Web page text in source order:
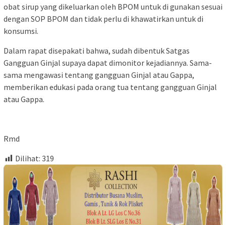
obat sirup yang dikeluarkan oleh BPOM untuk di gunakan sesuai
dengan SOP BPOM dan tidak perlu di khawatirkan untuk di
konsumsi.
Dalam rapat disepakati bahwa, sudah dibentuk Satgas
Gangguan Ginjal supaya dapat dimonitor kejadiannya. Sama-
sama mengawasi tentang gangguan Ginjal atau Gappa,
memberikan edukasi pada orang tua tentang gangguan Ginjal
atau Gappa.
Rmd
Dilihat: 319